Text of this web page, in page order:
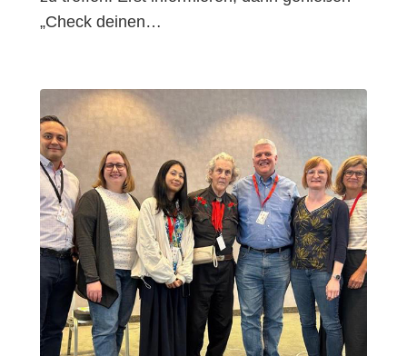
„Check deinen…